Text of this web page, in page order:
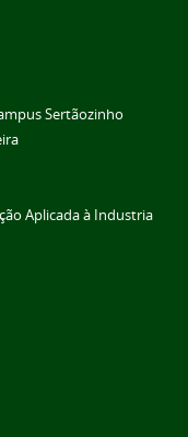
Sertãozinho
Aplicada à Industria